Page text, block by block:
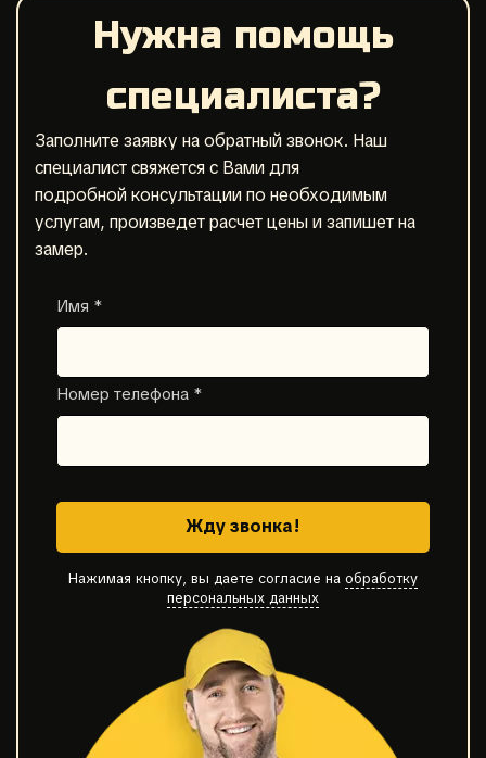
Нужна помощь
специалиста?
Заполните заявку на обратный звонок. Наш
специалист свяжется с Вами для
подробной консультации по необходимым
услугам, произведет расчет цены и запишет на
замер.
Имя *
Номер телефона *
Жду звонка!
Нажимая кнопку, вы даете согласие на обработку
персональных данных